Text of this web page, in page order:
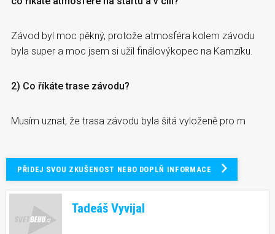
Závod byl moc pěkný, protože atmosféra kolem závodu
byla super a moc jsem si užil finálovýkopec na Kamzíku.
2) Co říkáte trase závodu?
Musím uznat, že trasa závodu byla šitá vyloženě pro m
PŘIDEJ SVOU ZKUŠENOST NEBO DOPLŇ INFORMACE
Tadeáš Vyvijal